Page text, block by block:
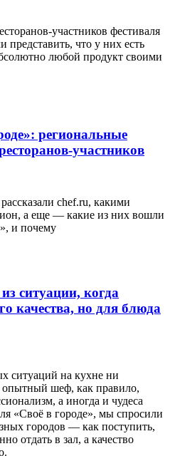
участников фестиваля
представить, что у них есть
любой продукт своими
региональные
участников
chef.ru, какими
а еще — какие из них вошли
и почему
ситуации, когда
качества, но для блюда
ситуаций на кухне ни
опытный шеф, как правило,
а иногда и чудеса
«Своё в городе», мы спросили
городов — как поступить,
отдать в зал, а качество